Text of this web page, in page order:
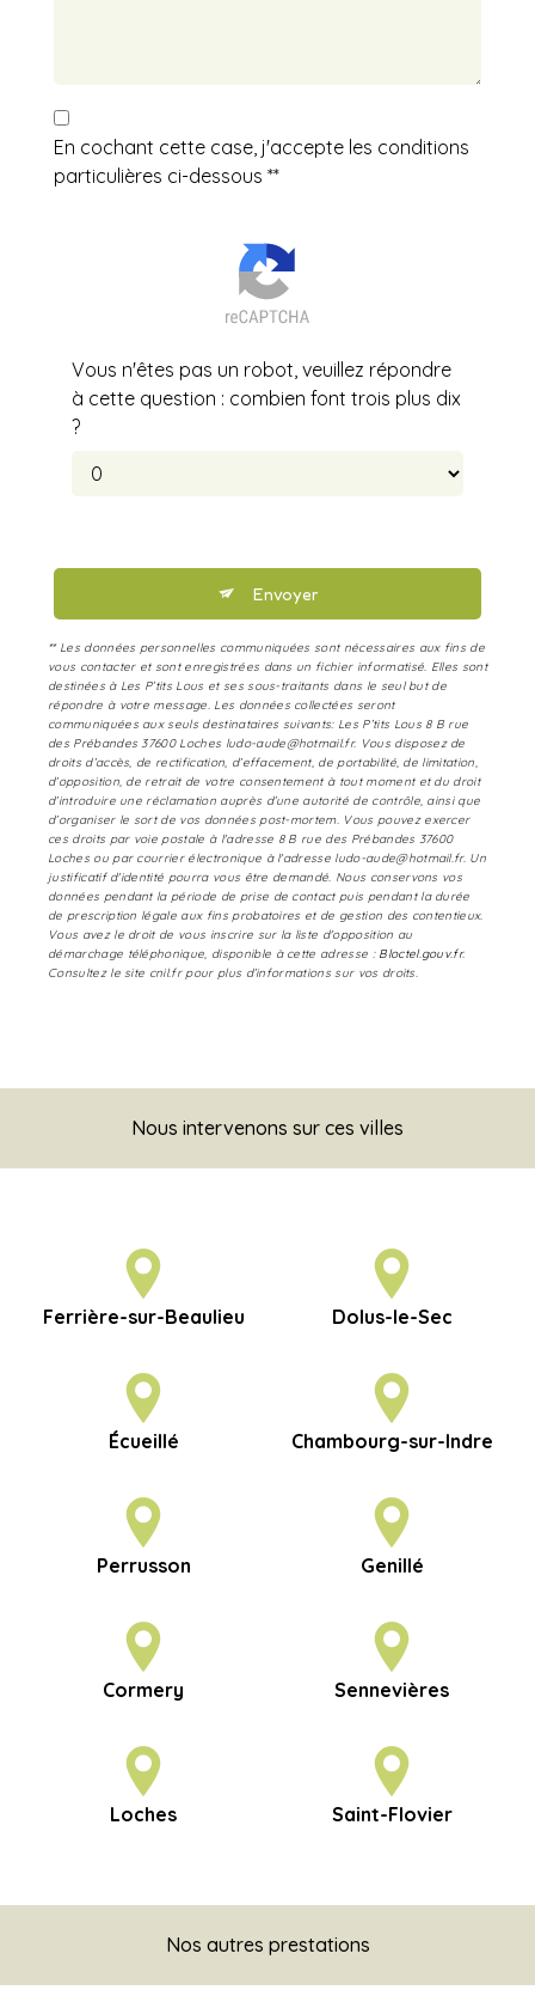
En cochant cette case, j'accepte les conditions
particulières ci-dessous **
Vous n'êtes pas un robot, veuillez répondre
à cette question : combien font trois plus dix
?
Envoyer
** Les données personnelles communiquées sont nécessaires aux fins de
vous contacter et sont enregistrées dans un fichier informatisé. Elles sont
destinées à Les P’tits Lous et ses sous-traitants dans le seul but de
répondre à votre message. Les données collectées seront
communiquées aux seuls destinataires suivants: Les P’tits Lous 8 B rue
des Prébandes 37600 Loches ludo-aude@hotmail.fr. Vous disposez de
droits d’accès, de rectification, d’effacement, de portabilité, de limitation,
d’opposition, de retrait de votre consentement à tout moment et du droit
d’introduire une réclamation auprès d’une autorité de contrôle, ainsi que
d’organiser le sort de vos données post-mortem. Vous pouvez exercer
ces droits par voie postale à l'adresse 8 B rue des Prébandes 37600
Loches ou par courrier électronique à l'adresse ludo-aude@hotmail.fr. Un
justificatif d'identité pourra vous être demandé. Nous conservons vos
données pendant la période de prise de contact puis pendant la durée
de prescription légale aux fins probatoires et de gestion des contentieux.
Vous avez le droit de vous inscrire sur la liste d'opposition au
démarchage téléphonique, disponible à cette adresse : Bloctel.gouv.fr.
Consultez le site cnil.fr pour plus d’informations sur vos droits.
Nous intervenons sur ces villes
Ferrière-sur-Beaulieu Dolus-le-Sec
Écueillé Chambourg-sur-Indre
Perrusson Genillé
Cormery Sennevières
Loches Saint-Flovier
Nos autres prestations